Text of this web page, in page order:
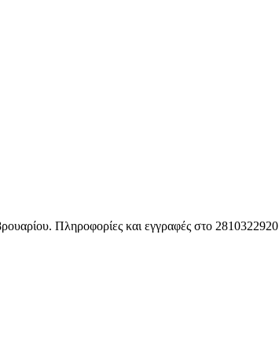
Πληροφορίες και εγγραφές στο 2810322920